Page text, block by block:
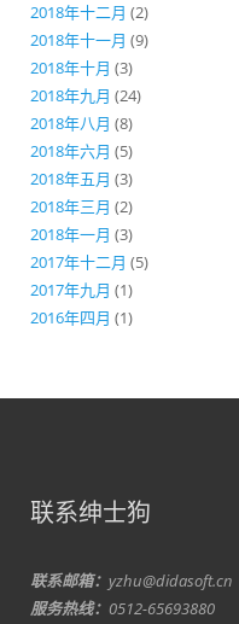
2018年十二月 (2)
2018年十一月 (9)
2018年十月 (3)
2018年九月 (24)
2018年八月 (8)
2018年六月 (5)
2018年五月 (3)
2018年三月 (2)
2018年一月 (3)
2017年十二月 (5)
2017年九月 (1)
2016年四月 (1)
联系绅士狗
联系邮箱： yzhu@didasoft.cn
服务热线： 0512-65693880